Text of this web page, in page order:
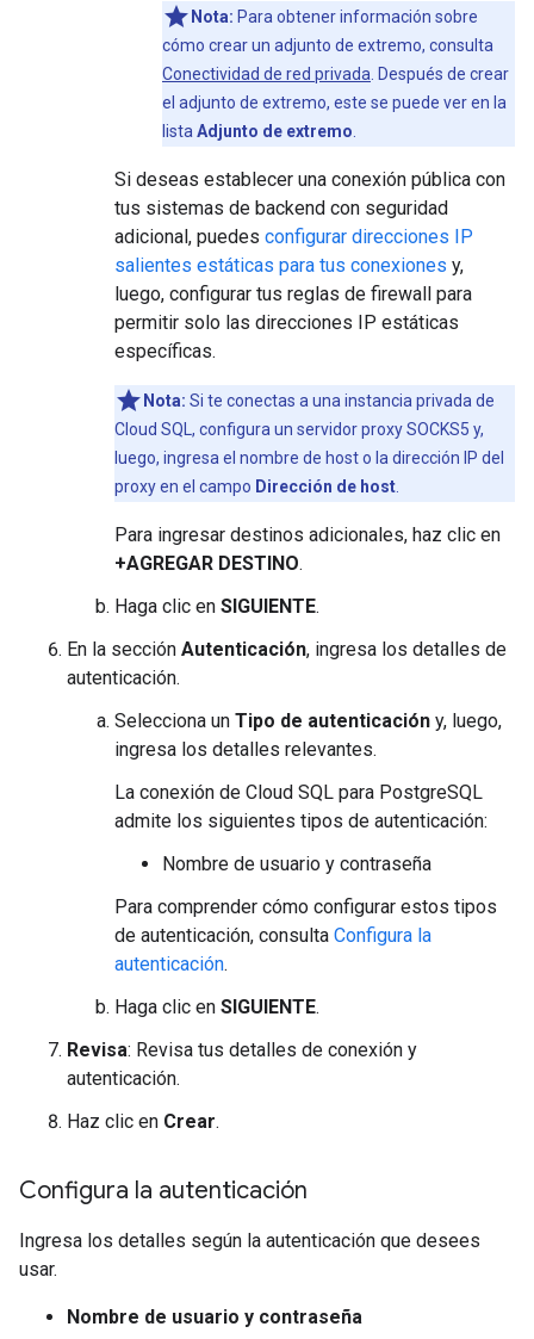
Nota: Para obtener información sobre
cómo crear un adjunto de extremo, consulta
Conectividad de red privada . Después de crear
el adjunto de extremo, este se puede ver en la
lista Adjunto de extremo
Si deseas establecer una conexión pública con
tus sistemas de backend con seguridad
adicional, puedes configurar direcciones IP
salientes estáticas para tus conexiones y,
luego, configurar tus reglas de firewall para
permitir solo las direcciones IP estáticas
específicas.
Nota: Si te conectas a una instancia privada de
Cloud SQL, configura un servidor proxy SOCKS5 y,
luego, ingresa el nombre de host o la dirección IP del
proxy en el campo Dirección de host
Para ingresar destinos adicionales, haz clic en
+AGREGAR DESTINO.
Haga clic en SIGUIENTE.
En la sección Autenticación, ingresa los detalles de
autenticación.
Selecciona un Tipo de autenticación y, luego,
ingresa los detalles relevantes.
La conexión de Cloud SQL para PostgreSQL
admite los siguientes tipos de autenticación:
Nombre de usuario y contraseña
Para comprender cómo configurar estos tipos
de autenticación, consulta Configura la
autenticación.
Haga clic en SIGUIENTE.
Revisa: Revisa tus detalles de conexión y
autenticación.
Haz clic en Crear.
Configura la autenticación
Ingresa los detalles según la autenticación que desees
usar.
Nombre de usuario y contraseña